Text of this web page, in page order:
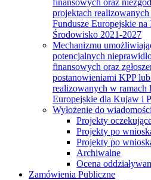
projektach
Fundusze Europejskie
Środowisko 2021-2027
Mechanizmu
potencjalnych
finansowych oraz
postanowieniami KPP
realizowanych w ramach
Europejskie dla Kujaw i
Wyłożenie do
Projekty
Projekty po
Projekty po
Archiwalne
Ocena
Zamówienia Publiczne